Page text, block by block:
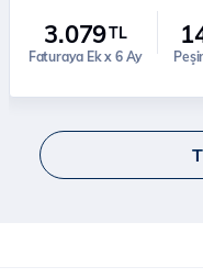
3.079TL
Faturaya Ek x 6 Ay